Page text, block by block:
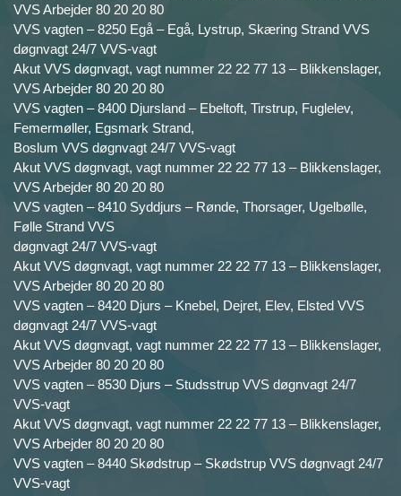
VVS Arbejder 80 20 20 80
VVS vagten – 8250 Egå – Egå, Lystrup, Skæring Strand VVS
døgnvagt 24/7 VVS-vagt
Akut VVS døgnvagt, vagt nummer 22 22 77 13 – Blikkenslager,
VVS Arbejder 80 20 20 80
VVS vagten – 8400 Djursland – Ebeltoft, Tirstrup, Fuglelev,
Femermøller, Egsmark Strand,
Boslum VVS døgnvagt 24/7 VVS-vagt
Akut VVS døgnvagt, vagt nummer 22 22 77 13 – Blikkenslager,
VVS Arbejder 80 20 20 80
VVS vagten – 8410 Syddjurs – Rønde, Thorsager, Ugelbølle,
Følle Strand VVS
døgnvagt 24/7 VVS-vagt
Akut VVS døgnvagt, vagt nummer 22 22 77 13 – Blikkenslager,
VVS Arbejder 80 20 20 80
VVS vagten – 8420 Djurs – Knebel, Dejret, Elev, Elsted VVS
døgnvagt 24/7 VVS-vagt
Akut VVS døgnvagt, vagt nummer 22 22 77 13 – Blikkenslager,
VVS Arbejder 80 20 20 80
VVS vagten – 8530 Djurs – Studsstrup VVS døgnvagt 24/7
VVS-vagt
Akut VVS døgnvagt, vagt nummer 22 22 77 13 – Blikkenslager,
VVS Arbejder 80 20 20 80
VVS vagten – 8440 Skødstrup – Skødstrup VVS døgnvagt 24/7
VVS-vagt